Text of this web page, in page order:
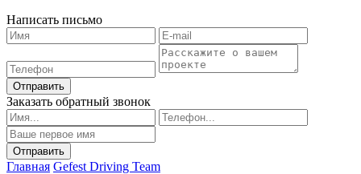
Написать письмо
Отправить
Заказать обратный звонок
Главная Gefest Driving Team